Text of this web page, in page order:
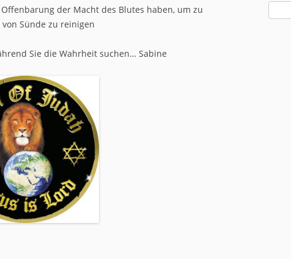
der Macht des Blutes haben, um zu
Sünde zu reinigen
Sie die Wahrheit suchen… Sabine